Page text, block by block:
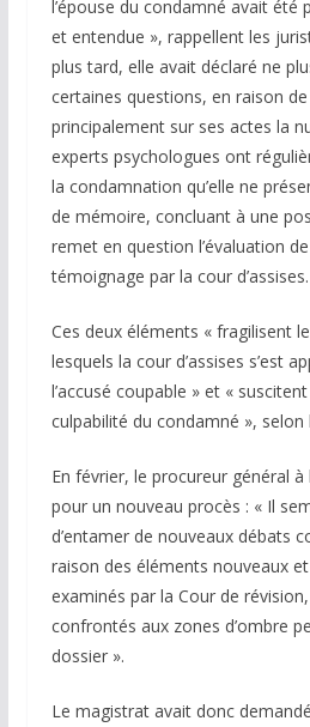
l’épouse du condamné avait été
et entendue », rappellent les
plus tard, elle avait déclaré ne
certaines questions, en raison
principalement sur ses actes la
experts psychologues ont
la condamnation qu’elle ne
de mémoire, concluant à une
remet en question l’évaluation
témoignage par la cour d’assises.
Ces deux éléments « fragilisent
lesquels la cour d’assises s’est
l’accusé coupable » et «
culpabilité du condamné », selon
En février, le procureur général
pour un nouveau procès : « Il
d’entamer de nouveaux débats
raison des éléments nouveaux
examinés par la Cour de
confrontés aux zones d’ombre
dossier ».
Le magistrat avait donc